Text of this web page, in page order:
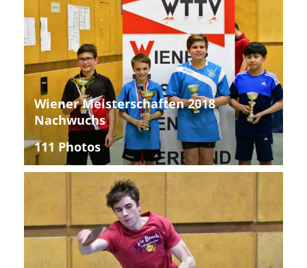
Wiener Meisterschaften 2018
Nachwuchs
111 Photos